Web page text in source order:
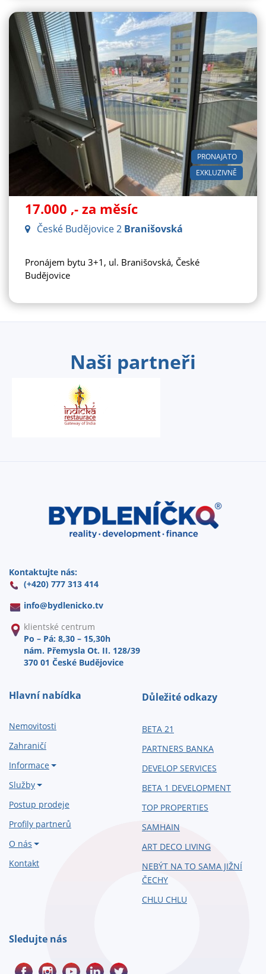
EXKLUZIVNĚ
PRONAJATO
17.000 ,- za měsíc
České Budějovice 2 Branišovská
Pronájem bytu 3+1, ul. Branišovská, České
Budějovice
Naši partneři
Kontaktujte nás:
(+420) 777 313 414
info@bydlenicko.tv
klientské centrum
Po – Pá: 8,30 – 15,30h
nám. Přemysla Ot. II. 128/39
370 01 České Budějovice
Hlavní nabídka
Nemovitosti
Zahraničí
Informace
Služby
Postup prodeje
Profily partnerů
O nás
Kontakt
Důležité odkazy
BETA 21
PARTNERS BANKA
DEVELOP SERVICES
BETA 1 DEVELOPMENT
TOP PROPERTIES
SAMHAIN
ART DECO LIVING
NEBÝT NA TO SAMA JIŽNÍ
ČECHY
CHLU CHLU
Sledujte nás